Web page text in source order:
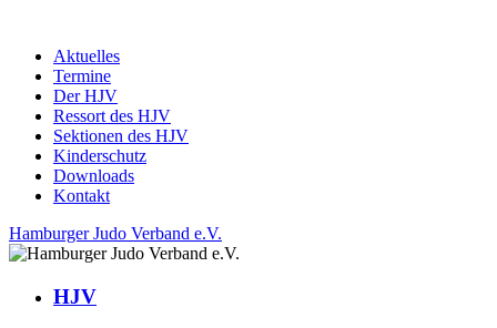
Aktuelles
Termine
Der HJV
Ressort des HJV
Sektionen des HJV
Kinderschutz
Downloads
Kontakt
Hamburger Judo Verband e.V.
HJV